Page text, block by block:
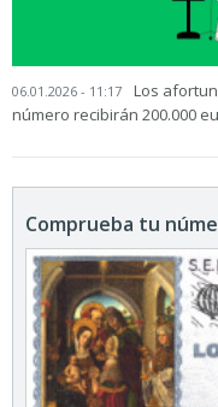
06.01.2026 - 11:17
Los
número recibirán 200.000
Comprueba tu